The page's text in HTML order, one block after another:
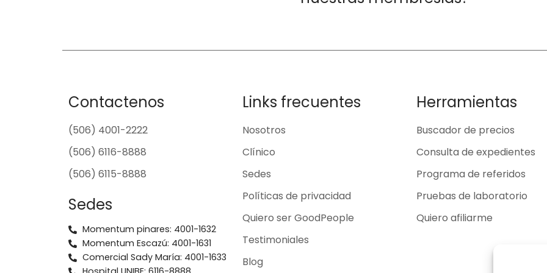
Contactenos
(506) 4001-2222
(506) 6116-8888
(506) 6115-8888
Sedes
Momentum pinares: 4001-1632
Momentum Escazú: 4001-1631
Comercial Sady María: 4001-1633
Links frecuentes
Nosotros
Clínico
Sedes
Políticas de privacidad
Quiero ser GoodPeople
Testimoniales
Blog
Herramientas
Buscador de precios
Consulta de expedientes
Programa de referidos
Pruebas de laboratorio
Quiero afiliarme